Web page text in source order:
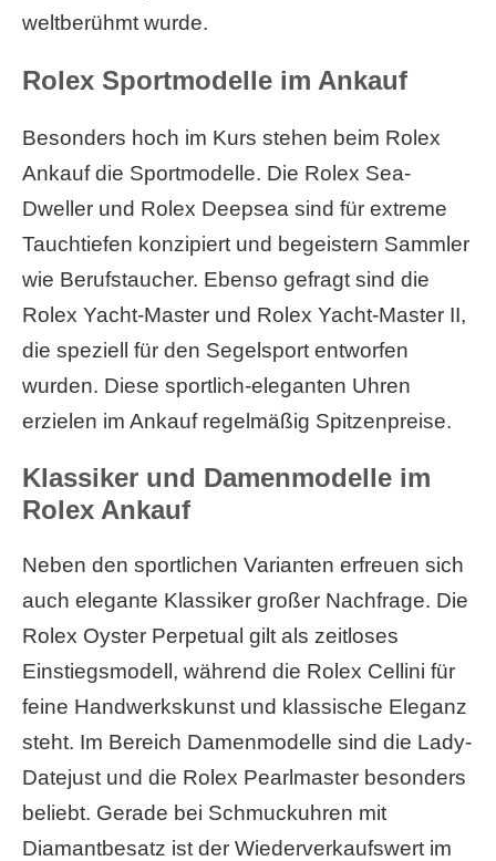
weltberühmt wurde.
Rolex Sportmodelle im Ankauf
Besonders hoch im Kurs stehen beim Rolex
Ankauf die Sportmodelle. Die Rolex Sea-
Dweller und Rolex Deepsea sind für extreme
Tauchtiefen konzipiert und begeistern Sammler
wie Berufstaucher. Ebenso gefragt sind die
Rolex Yacht-Master und Rolex Yacht-Master II,
die speziell für den Segelsport entworfen
wurden. Diese sportlich-eleganten Uhren
erzielen im Ankauf regelmäßig Spitzenpreise.
Klassiker und Damenmodelle im
Rolex Ankauf
Neben den sportlichen Varianten erfreuen sich
auch elegante Klassiker großer Nachfrage. Die
Rolex Oyster Perpetual gilt als zeitloses
Einstiegsmodell, während die Rolex Cellini für
feine Handwerkskunst und klassische Eleganz
steht. Im Bereich Damenmodelle sind die Lady-
Datejust und die Rolex Pearlmaster besonders
beliebt. Gerade bei Schmuckuhren mit
Diamantbesatz ist der Wiederverkaufswert im